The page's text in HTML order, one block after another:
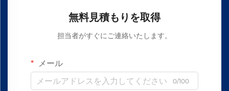
無料見積もりを取得
担当者がすぐにご連絡いたします。
メール
0/100